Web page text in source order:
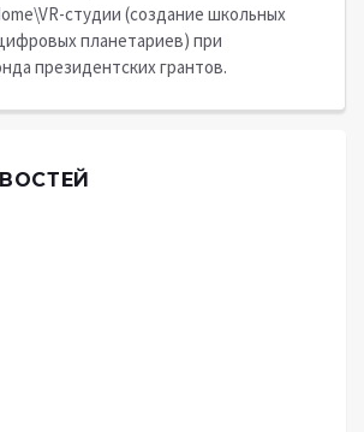
студии (создание школьных
планетариев) при
президентских грантов.